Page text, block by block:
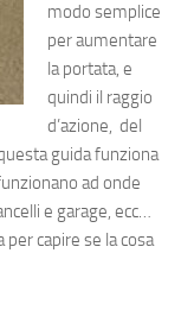
modo semplice
per aumentare
la portata, e
quindi il raggio
d’azione, del
guida funziona
ad onde
e garage, ecc…
capire se la cosa